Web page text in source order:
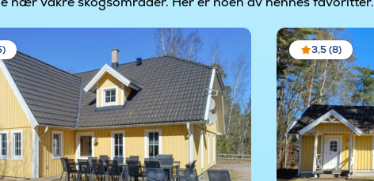
3,5 (8)